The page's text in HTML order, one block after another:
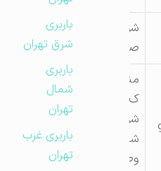
شوشتر – شهرک
صنعتی
منطقه شعیبیه
ک55ج اهواز-
شوشترازمسیرتصفیه
شکرجنب کشت
وصنعت ام
باربری
شرق تهران
باربری
شمال
تهران
باربری غرب
تهران